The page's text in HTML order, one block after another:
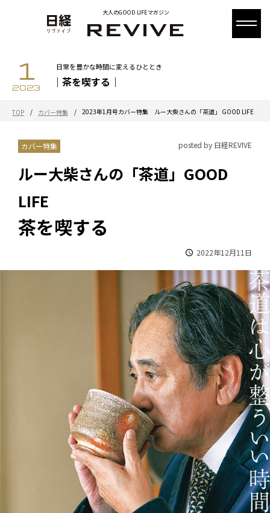
大人のGOOD LIFEマガジン
1
2023
日常を豊かな時間に変えるひととき
｜茶を喫する｜
TOP / カバー特集 / 2023年1月号カバー特集 ルー大柴さんの「茶道」 GOOD LIFE
カバー特集 posted by 日経REVIVE
ルー大柴さんの「茶道」GOOD
LIFE
茶を喫する
2022年12月11日